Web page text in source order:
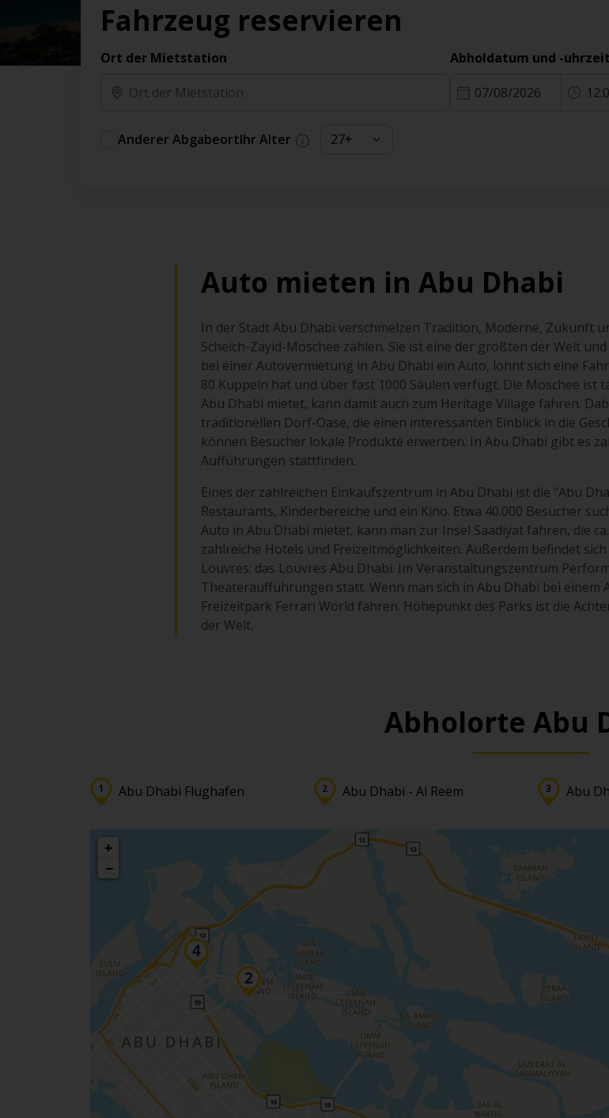
Vorteilen und Prämien an.
Sie können direkt zu Ihrem Auto gehen, ohne
An ausgewählten Standorten erhältlich.
Fahrzeug reservieren
Ort der Mietstation Abholdatum und -uhrzeit
07/08/2026
Anderer AbgabeortIhr Alter
Auto mieten in Abu Dhabi
In der Stadt Abu Dhabi verschmelzen Tradition, Moderne, Zukunft
Scheich-Zayid-Moschee zählen. Sie ist eine der größten der Welt
bei einer Autovermietung in Abu Dhabi ein Auto, lohnt sich eine
80 Kuppeln hat und über fast 1000 Säulen verfügt. Die Moschee ist
Abu Dhabi mietet, kann damit auch zum Heritage Village fahren.
traditionellen Dorf-Oase, die einen interessanten Einblick in die
können Besucher lokale Produkte erwerben. In Abu Dhabi gibt es
Aufführungen stattfinden.
Eines der zahlreichen Einkaufszentrum in Abu Dhabi ist die "Abu
Restaurants, Kinderbereiche und ein Kino. Etwa 40.000 Besucher
Auto in Abu Dhabi mietet, kann man zur Insel Saadiyat fahren, die
zahlreiche Hotels und Freizeitmöglichkeiten. Außerdem befindet
Louvres: das Louvres Abu Dhabi. Im Veranstaltungszentrum
Theateraufführungen statt. Wenn man sich in Abu Dhabi bei
Freizeitpark Ferrari World fahren. Höhepunkt des Parks ist die
der Welt.
Abholorte Abu
Abu Dhabi Flughafen Abu Dhabi - Al Reem Abu
+
−